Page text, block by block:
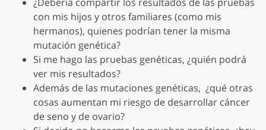
con mis hijos y otros familiares (como mis
hermanos), quienes podrían tener la misma
mutación genética?
Si me hago las pruebas genéticas, ¿quién podrá
ver mis resultados?
Además de las mutaciones genéticas, ¿qué otras
cosas aumentan mi riesgo de desarrollar cáncer
de seno y de ovario?